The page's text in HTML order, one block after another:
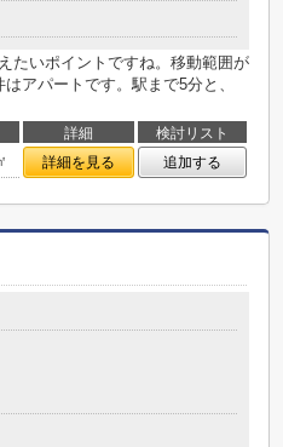
たいポイントですね。移動範囲が
アパートです。駅まで5分と、
詳細
検討リスト
詳細を見る 追加する